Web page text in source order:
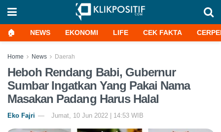
🏠 NEWS EKONOMI LIFE CEK FAKTA
Home News Daerah
Heboh Rendang Babi, Gubernur
Sumbar Ingatkan Yang Pakai Nama
Masakan Padang Harus Halal
Eko Fajri Jumat, 10 Jun 2022 | 14:53 WIB